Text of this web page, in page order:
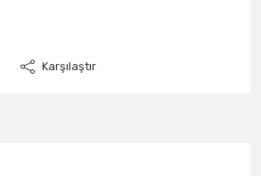
Karşılaştır